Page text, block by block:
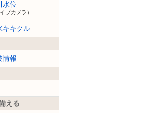
水位
イブカメラ）
キキクル
情報
える